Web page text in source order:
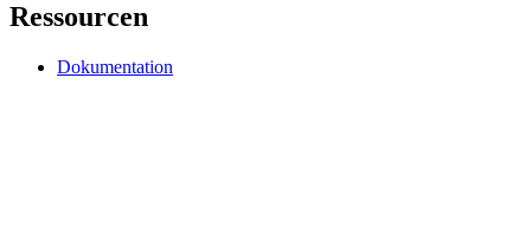
Ressourcen
Dokumentation